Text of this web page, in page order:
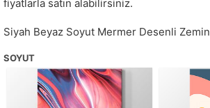
fiyatlarla satın alabilirsiniz.
Siyah Beyaz Soyut Mermer Desenli Zemin
SOYUT